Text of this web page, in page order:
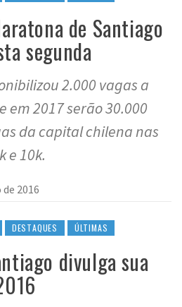
de Santiago
segunda
2.000 vagas a
em 2017 serão 30.000
da capital chilena nas
e 10k.
2016
DESTAQUES ÚLTIMAS
divulga sua